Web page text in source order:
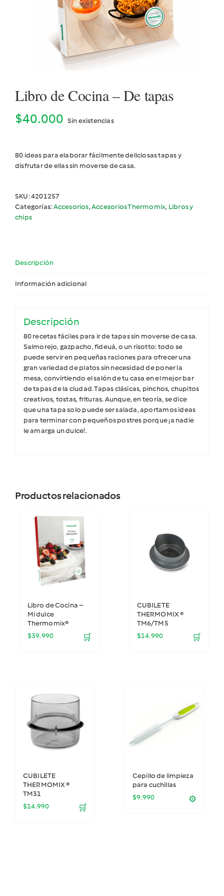
Libro de Cocina – De tapas
$40.000 Sin existencias
80 ideas para elaborar fácilmente deliciosas tapas y
disfrutar de ellas sin moverse de casa.
SKU:4201257
Categorías:Accesorios,Accesorios Thermomix, Libros y
chips
Descripción
Información adicional
Descripción
80 recetas fáciles para ir de tapas sin moverse de casa.
Salmorejo, gazpacho, fideuá, o un risotto: todo se
puede servir en pequeñas raciones para ofrecer una
gran variedad de platos sin necesidad de poner la
mesa, convirtiendo el salón de tu casa en el mejor bar
de tapas de la ciudad. Tapas clásicas, pinchos, chupitos
creativos, tostas, frituras. Aunque, en teoría, se dice
que una tapa solo puede ser salada, aportamos ideas
para terminar con pequeños postres porque ¡a nadie
le amarga un dulce!.
Productos relacionados
Libro de Cocina –
Mi dulce
Thermomix®
$39.990 🛒
CUBILETE
THERMOMIX ®
TM6/TM5
$14.990 🛒
CUBILETE
THERMOMIX ®
TM31
$14.990 🛒
Cepillo de limpieza
para cuchillas
$9.990 ⚙️